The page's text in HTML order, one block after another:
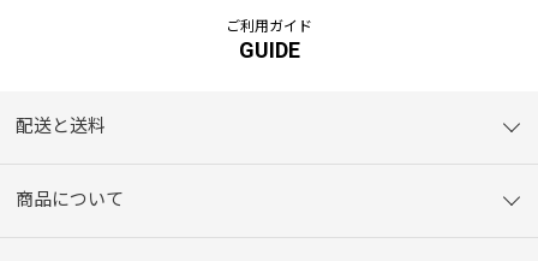
ご利用ガイド
GUIDE
配送と送料
商品について